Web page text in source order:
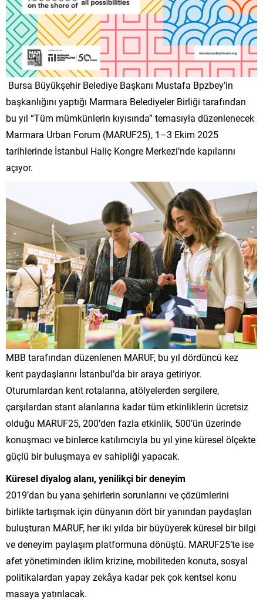
Bursa Büyükşehir Belediye Başkanı Mustafa Bpzbey’in
başkanlığını yaptığı Marmara Belediyeler Birliği tarafından
bu yıl “Tüm mümkünlerin kıyısında” temasıyla düzenlenecek
Marmara Urban Forum (MARUF25), 1–3 Ekim 2025
tarihlerinde İstanbul Haliç Kongre Merkezi’nde kapılarını
açıyor.
MBB tarafından düzenlenen MARUF, bu yıl dördüncü kez
kent paydaşlarını İstanbul’da bir araya getiriyor.
Oturumlardan kent rotalarına, atölyelerden sergilere,
çarşılardan stant alanlarına kadar tüm etkinliklerin ücretsiz
olduğu MARUF25, 200’den fazla etkinlik, 500’ün üzerinde
konuşmacı ve binlerce katılımcıyla bu yıl yine küresel ölçekte
güçlü bir buluşmaya ev sahipliği yapacak.
Küresel diyalog alanı, yenilikçi bir deneyim
2019’dan bu yana şehirlerin sorunlarını ve çözümlerini
birlikte tartışmak için dünyanın dört bir yanından paydaşları
buluşturan MARUF, her iki yılda bir büyüyerek küresel bir bilgi
ve deneyim paylaşım platformuna dönüştü. MARUF25’te ise
afet yönetiminden iklim krizine, mobiliteden konuta, sosyal
politikalardan yapay zekâya kadar pek çok kentsel konu
masaya yatırılacak.